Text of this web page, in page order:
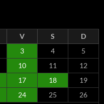
V S
D
3 4
5
10 11
12
17 18
19
24 25
26